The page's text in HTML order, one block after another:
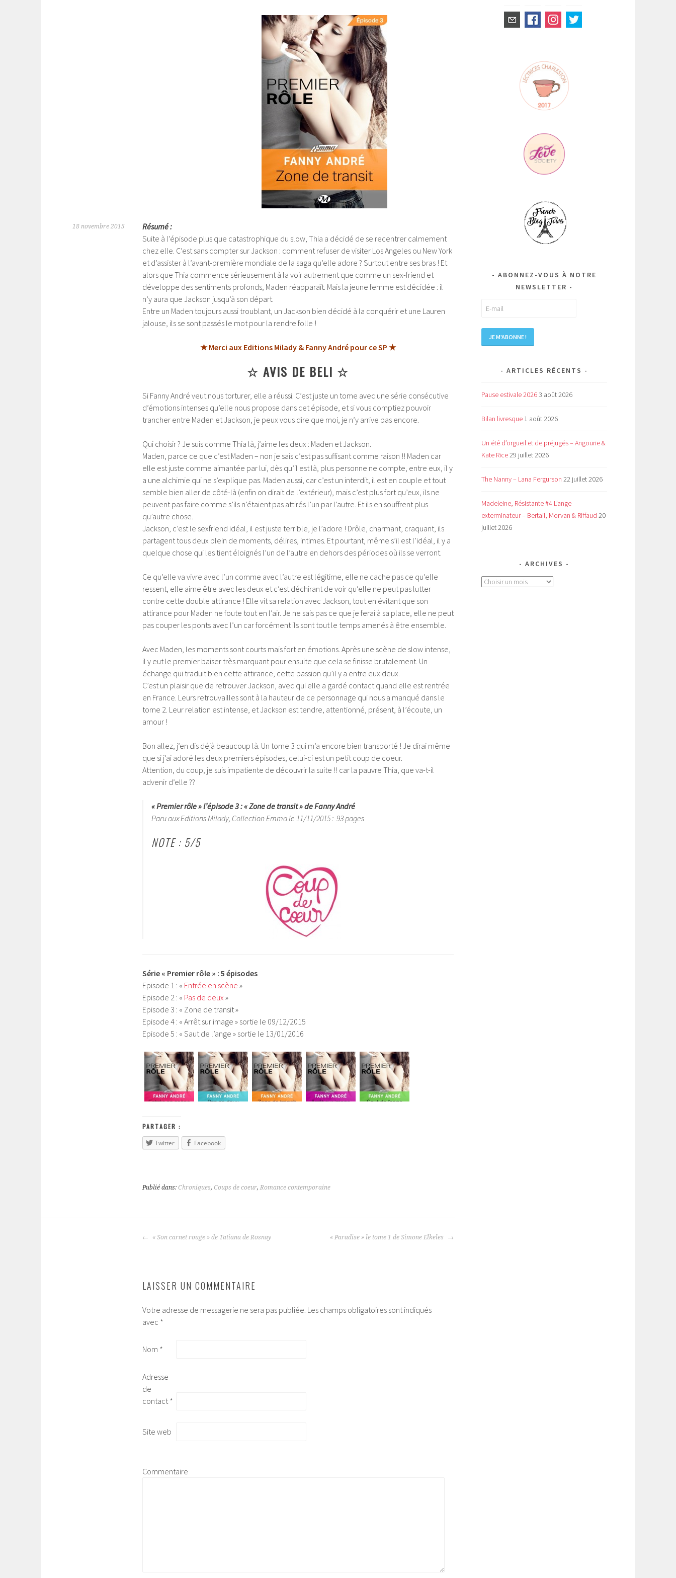
18 novembre 2015
Résumé :
Suite à l’épisode plus que catastrophique du slow, Thia a décidé de se recentrer calmement
chez elle. C’est sans compter sur Jackson : comment refuser de visiter Los Angeles ou New York
et d’assister à l’avant-première mondiale de la saga qu’elle adore ? Surtout entre ses bras ! Et
alors que Thia commence sérieusement à la voir autrement que comme un sex-friend et
développe des sentiments profonds, Maden réapparaît. Mais la jeune femme est décidée : il
n’y aura que Jackson jusqu’à son départ.
Entre un Maden toujours aussi troublant, un Jackson bien décidé à la conquérir et une Lauren
jalouse, ils se sont passés le mot pour la rendre folle !
★ Merci aux Editions Milady & Fanny André pour ce SP ★
☆ AVIS DE BELI ☆
Si Fanny André veut nous torturer, elle a réussi. C’est juste un tome avec une série consécutive
d’émotions intenses qu’elle nous propose dans cet épisode, et si vous comptiez pouvoir
trancher entre Maden et Jackson, je peux vous dire que moi, je n’y arrive pas encore.
Qui choisir ? Je suis comme Thia là, j’aime les deux : Maden et Jackson.
Maden, parce ce que c’est Maden – non je sais c’est pas suffisant comme raison !! Maden car
elle est juste comme aimantée par lui, dès qu’il est là, plus personne ne compte, entre eux, il y
a une alchimie qui ne s’explique pas. Maden aussi, car c’est un interdit, il est en couple et tout
semble bien aller de côté-là (enfin on dirait de l’extérieur), mais c’est plus fort qu’eux, ils ne
peuvent pas faire comme s’ils n’étaient pas attirés l’un par l’autre. Et ils en souffrent plus
qu’autre chose.
Jackson, c’est le sexfriend idéal, il est juste terrible, je l’adore ! Drôle, charmant, craquant, ils
partagent tous deux plein de moments, délires, intimes. Et pourtant, même s’il est l’idéal, il y a
quelque chose qui les tient éloignés l’un de l’autre en dehors des périodes où ils se verront.
Ce qu’elle va vivre avec l’un comme avec l’autre est légitime, elle ne cache pas ce qu’elle
ressent, elle aime être avec les deux et c’est déchirant de voir qu’elle ne peut pas lutter
contre cette double attirance ! Elle vit sa relation avec Jackson, tout en évitant que son
attirance pour Maden ne foute tout en l’air. Je ne sais pas ce que je ferai à sa place, elle ne peut
pas couper les ponts avec l’un car forcément ils sont tout le temps amenés à être ensemble.
Avec Maden, les moments sont courts mais fort en émotions. Après une scène de slow intense,
il y eut le premier baiser très marquant pour ensuite que cela se finisse brutalement. Un
échange qui traduit bien cette attirance, cette passion qu’il y a entre eux deux.
C’est un plaisir que de retrouver Jackson, avec qui elle a gardé contact quand elle est rentrée
en France. Leurs retrouvailles sont à la hauteur de ce personnage qui nous a manqué dans le
tome 2. Leur relation est intense, et Jackson est tendre, attentionné, présent, à l’écoute, un
amour !
Bon allez, j’en dis déjà beaucoup là. Un tome 3 qui m’a encore bien transporté ! Je dirai même
que si j’ai adoré les deux premiers épisodes, celui-ci est un petit coup de coeur.
Attention, du coup, je suis impatiente de découvrir la suite !! car la pauvre Thia, que va-t-il
advenir d’elle ??
« Premier rôle » l’épisode 3 : « Zone de transit » de Fanny André
Paru aux Editions Milady, Collection Emma le 11/11/2015 : 93 pages
NOTE : 5/5
Série « Premier rôle » : 5 épisodes
Episode 1 : « Entrée en scène »
Episode 2 : « Pas de deux »
Episode 3 : « Zone de transit »
Episode 4 : « Arrêt sur image » sortie le 09/12/2015
Episode 5 : « Saut de l’ange » sortie le 13/01/2016
PARTAGER :
Twitter
Facebook
Publié dans: Chroniques, Coups de coeur,Romance contemporaine
« Son carnet rouge » de Tatiana de Rosnay « Paradise » le tome 1 de Simone Elkeles
LAISSER UN COMMENTAIRE
Votre adresse de messagerie ne sera pas publiée. Les champs obligatoires sont indiqués
avec *
Nom *
Adresse
de
contact *
Site web
Commentaire
ABONNEZ-VOUS À NOTRE
NEWSLETTER
ARTICLES RÉCENTS
Pause estivale 20263 août 2026
Bilan livresque 1 août 2026
Un été d’orgueil et de préjugés – Angourie &
Kate Rice29 juillet 2026
The Nanny – Lana Fergurson 22 juillet 2026
Madeleine, Résistante #4 L’ange
exterminateur – Bertail, Morvan & Riffaud 20
juillet 2026
ARCHIVES
Archives